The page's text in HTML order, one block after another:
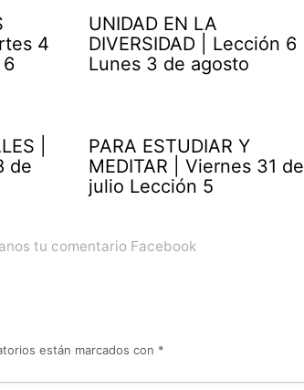
4
6
UNIDAD EN LA
DIVERSIDAD | Lección 6
Lunes 3 de agosto
|
de
PARA ESTUDIAR Y
MEDITAR | Viernes 31 de
julio Lección 5
tu comentario Facebook
están marcados con *